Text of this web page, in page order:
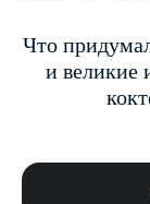
Что
и великие